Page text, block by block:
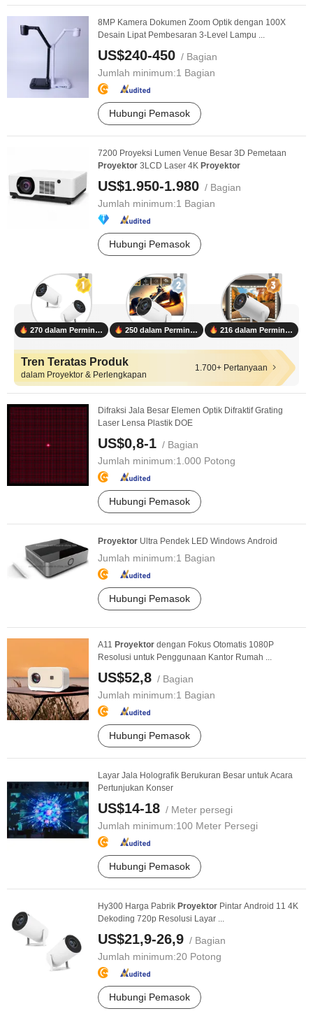
8MP Kamera Dokumen Zoom Optik dengan 100X
Desain Lipat Pembesaran 3-Level Lampu ...
US$240-450 / Bagian
Jumlah minimum:1 Bagian
Hubungi Pemasok
7200 Proyeksi Lumen Venue Besar 3D Pemetaan
Proyektor 3LCD Laser 4K Proyektor
US$1.950-1.980 / Bagian
Jumlah minimum:1 Bagian
Hubungi Pemasok
270 dalam Permintaan 250 dalam Permintaan 216 dalam Permintaan
Tren Teratas Produk
dalam Proyektor & Perlengkapan
1.700+ Pertanyaan
Difraksi Jala Besar Elemen Optik Difraktif Grating
Laser Lensa Plastik DOE
US$0,8-1 / Bagian
Jumlah minimum:1.000 Potong
Hubungi Pemasok
Proyektor Ultra Pendek LED Windows Android
Jumlah minimum:1 Bagian
Hubungi Pemasok
A11 Proyektor dengan Fokus Otomatis 1080P
Resolusi untuk Penggunaan Kantor Rumah ...
US$52,8 / Bagian
Jumlah minimum:1 Bagian
Hubungi Pemasok
Layar Jala Holografik Berukuran Besar untuk Acara
Pertunjukan Konser
US$14-18 / Meter persegi
Jumlah minimum:100 Meter Persegi
Hubungi Pemasok
Hy300 Harga Pabrik Proyektor Pintar Android 11 4K
Dekoding 720p Resolusi Layar ...
US$21,9-26,9 / Bagian
Jumlah minimum:20 Potong
Hubungi Pemasok